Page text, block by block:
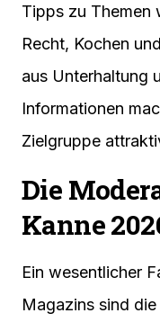
Tipps zu Themen
Recht, Kochen
aus Unterhaltung
Informationen
Zielgruppe
Die
Kanne
Ein wesentlicher
Magazins sind